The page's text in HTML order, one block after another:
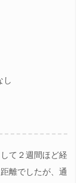
し
て２週間ほど経
離でしたが、通